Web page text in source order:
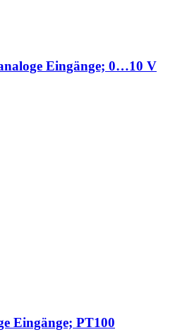
Eingänge; 0…10 V
Eingänge; PT100